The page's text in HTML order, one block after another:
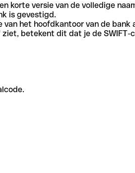
korte versie van de volledige
is gevestigd.
het hoofdkantoor van de bank
betekent dit dat je de